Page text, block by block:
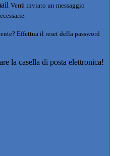
Verrà inviato un messaggio
Effettua il reset della password
la casella di posta elettronica!